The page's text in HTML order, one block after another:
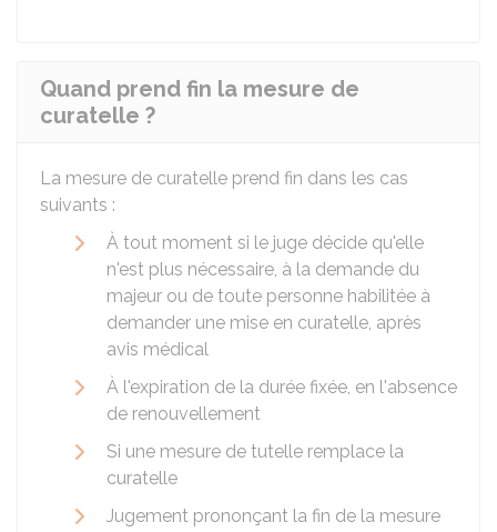
Quand prend fin la mesure de
curatelle ?
La mesure de curatelle prend fin dans les cas
suivants :
À tout moment si le juge décide qu'elle
n'est plus nécessaire, à la demande du
majeur ou de toute personne habilitée à
demander une mise en curatelle, après
avis médical
À l'expiration de la durée fixée, en l'absence
de renouvellement
Si une mesure de tutelle remplace la
curatelle
Jugement prononçant la fin de la mesure